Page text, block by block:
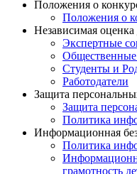
Положения о
Положения о
Независимая оценка
Экспертные
Общественные
Студенты и
Работодатели
Защита
Защита
Политика
Информационная
Политика
грамотность